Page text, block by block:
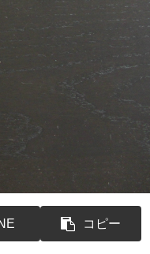
コピー